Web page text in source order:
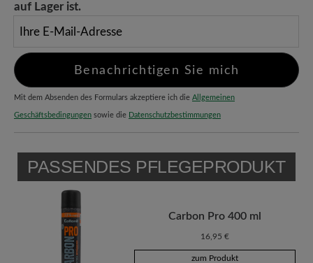
auf Lager ist.
Benachrichtigen Sie mich
Mit dem Absenden des Formulars akzeptiere ich die Allgemeinen
Geschäftsbedingungen sowie die Datenschutzbestimmungen
PASSENDES PFLEGEPRODUKT
Carbon Pro 400 ml
16,95 €
zum Produkt